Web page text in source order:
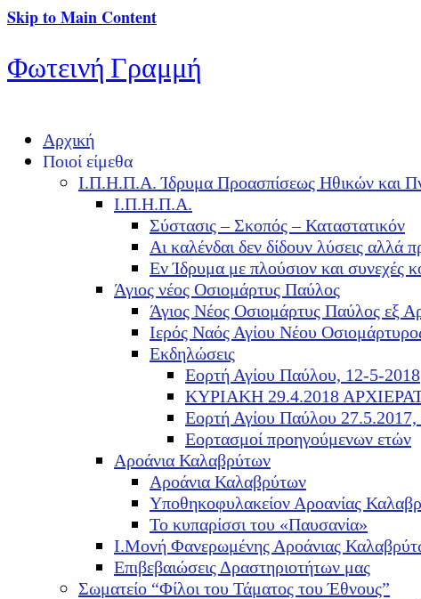
Skip to Main Content
Φωτεινή Γραμμή
Αρχική
Ποιοί είμεθα
Ι.Π.Η.Π.Α. Ίδρυμα Προασπίσεως Ηθικών και
Ι.Π.Η.Π.Α.
Σύστασις – Σκοπός – Καταστατικόν
Αι καλένδαι δεν δίδουν λύσεις
Εν Ίδρυμα με πλούσιον και
Άγιος νέος Οσιομάρτυς Παύλος
Άγιος Νέος Οσιομάρτυς Παύλος εξ
Ιερός Ναός Αγίου Νέου
Εκδηλώσεις
Εορτή Αγίου Παύλου, 12-5-2018
ΚΥΡΙΑΚΗ 29.4.2018
Εορτή Αγίου Παύλου 27.5.2017,
Εορτασμοί προηγούμενων ετών
Αροάνια Καλαβρύτων
Αροάνια Καλαβρύτων
Υποθηκοφυλακείον Αροανίας
Το κυπαρίσσι του «Παυσανία»
Ι.Μονή Φανερωμένης Αροάνιας
Επιβεβαιώσεις Δραστηριοτήτων μας
Σωματείο “Φίλοι του Τάματος του Έθνους”